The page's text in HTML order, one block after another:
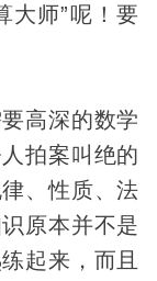
大师”呢！要
高深的数学
拍案叫绝的
、性质、法
原本并不是
起来，而且